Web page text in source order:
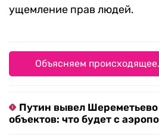
ущемление прав людей.
Объясняем происходящее.
Путин вывел Шереметьево
объектов: что будет с